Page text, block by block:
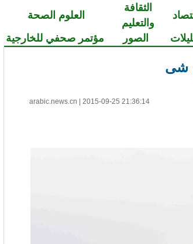
الثقافة
والتعليم
العلوم الصحة
الصور مؤتمر صحفي للخارجية
شى
arabic.news.cn 2015-09-25 21:36:14